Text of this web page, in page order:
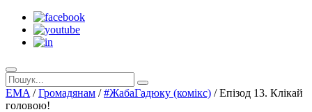
EMA /Громадянам /#ЖабаГадюку (комікс) /Епізод 13. Клікай
головою!